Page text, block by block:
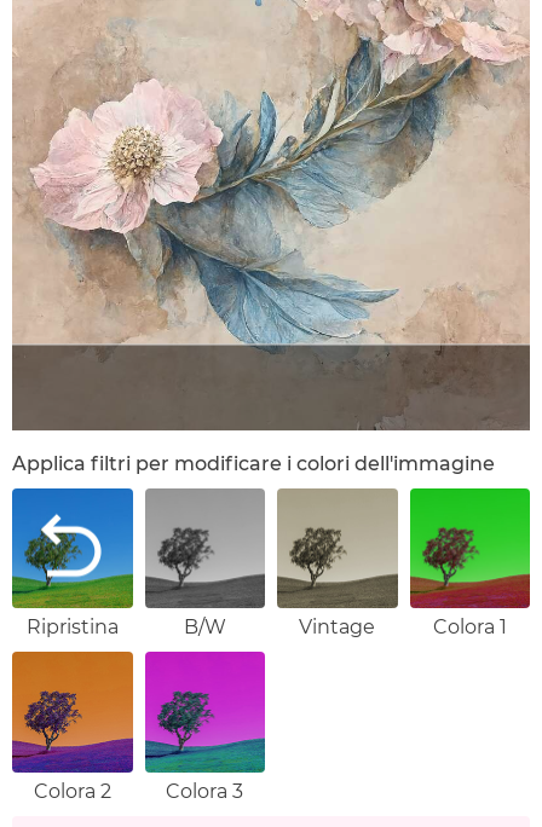
Applica filtri per modificare i colori dell'immagine
Ripristina B/W Vintage Colora 1
Colora 2 Colora 3